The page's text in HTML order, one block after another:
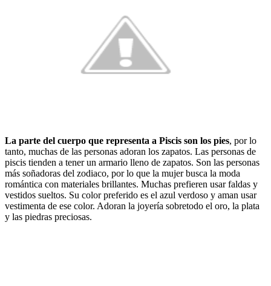
La parte del cuerpo que representa a Piscis son los pies, por lo
tanto, muchas de las personas adoran los zapatos. Las personas de
piscis tienden a tener un armario lleno de zapatos. Son las personas
más soñadoras del zodiaco, por lo que la mujer busca la moda
romántica con materiales brillantes. Muchas prefieren usar faldas y
vestidos sueltos. Su color preferido es el azul verdoso y aman usar
vestimenta de ese color. Adoran la joyería sobretodo el oro, la plata
y las piedras preciosas.